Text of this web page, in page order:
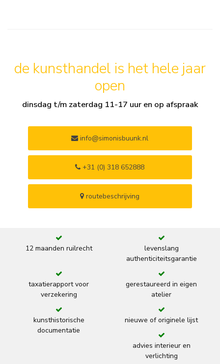
de kunsthandel is het hele jaar
open
dinsdag t/m zaterdag 11-17 uur en op afspraak
info@simonisbuunk.nl
+31 (0) 318 652888
routebeschrijving
12 maanden ruilrecht
levenslang
authenticiteitsgarantie
taxatierapport voor
verzekering
gerestaureerd in eigen
atelier
kunsthistorische
documentatie
nieuwe of originele lijst
advies interieur en
verlichting